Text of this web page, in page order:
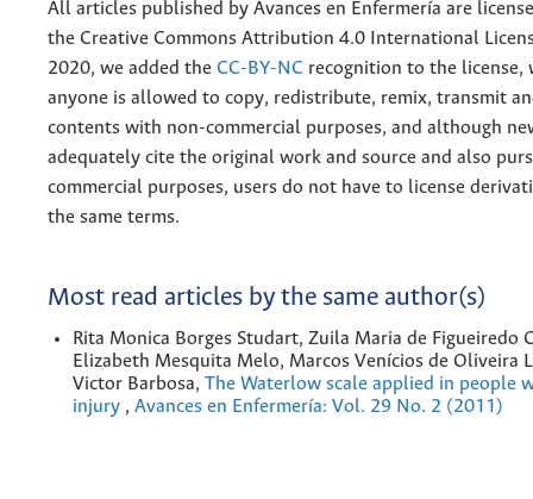
All articles published by Avances en Enfermería are
the Creative Commons Attribution 4.0 International
2020, we added the CC-BY-NC recognition to the license,
anyone is allowed to copy, redistribute, remix, transmit
contents with non-commercial purposes, and although
adequately cite the original work and source and also
commercial purposes, users do not have to license
the same terms.
Most read articles by the same author(s)
Rita Monica Borges Studart, Zuila Maria de Figueiredo
Elizabeth Mesquita Melo, Marcos Venícios de Oliveira
Victor Barbosa, The Waterlow scale applied in people
injury , Avances en Enfermería: Vol. 29 No. 2 (2011)